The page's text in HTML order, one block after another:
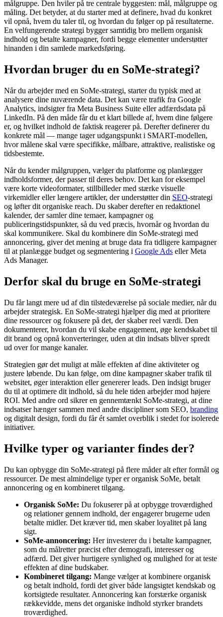
målgruppe. Den hviler på tre centrale byggesten: mål, målgruppe og
måling. Det betyder, at du starter med at definere, hvad du konkret
vil opnå, hvem du taler til, og hvordan du følger op på resultaterne.
En velfungerende strategi bygger samtidig bro mellem organisk
indhold og betalte kampagner, fordi begge elementer understøtter
hinanden i din samlede markedsføring.
Hvordan bruger du en SoMe-strategi?
Når du arbejder med en SoMe-strategi, starter du typisk med at
analysere dine nuværende data. Det kan være trafik fra Google
Analytics, indsigter fra Meta Business Suite eller adfærdsdata på
LinkedIn. På den måde får du et klart billede af, hvem dine følgere
er, og hvilket indhold de faktisk reagerer på. Derefter definerer du
konkrete mål — mange tager udgangspunkt i SMART-modellen,
hvor målene skal være specifikke, målbare, attraktive, realistiske og
tidsbestemte.
Når du kender målgruppen, vælger du platforme og planlægger
indholdsformer, der passer til deres behov. Det kan for eksempel
være korte videoformater, stillbilleder med stærke visuelle
virkemidler eller længere artikler, der understøtter din SEO-strategi
og løfter dit organiske reach. Du skaber derefter en redaktionel
kalender, der samler dine temaer, kampagner og
publiceringstidspunkter, så du ved præcis, hvornår og hvordan du
skal kommunikere. Skal du kombinere din SoMe-strategi med
annoncering, giver det mening at bruge data fra tidligere kampagner
til at planlægge budget og segmentering i Google Ads eller Meta
Ads Manager.
Derfor skal du bruge en SoMe-strategi
Du får langt mere ud af din tilstedeværelse på sociale medier, når du
arbejder strategisk. En SoMe-strategi hjælper dig med at prioritere
dine ressourcer og fokusere på det, der skaber reel værdi. Den
dokumenterer, hvordan du vil skabe engagement, øge kendskabet til
dit brand og opnå konverteringer, uden at din indsats bliver spredt
ud over for mange kanaler.
Strategien gør det muligt at måle effekten af dine aktiviteter og
justere løbende. Du kan følge, om dine kampagner skaber trafik til
websitet, øger interaktion eller genererer leads. Den indsigt bruger
du til at optimere dit indhold, så du hele tiden arbejder mod højere
ROI. Med andre ord sikrer en gennemtænkt SoMe-strategi, at dine
indsatser hænger sammen med andre discipliner som SEO, branding
og digitalt design, fordi du får ét samlet overblik i stedet for isolerede
initiativer.
Hvilke typer og varianter findes der?
Du kan opbygge din SoMe-strategi på flere måder alt efter formål og
ressourcer. De mest almindelige typer er organisk SoMe, betalt
annoncering og en kombineret tilgang.
Organisk SoMe: Du fokuserer på at opbygge troværdighed
og relationer gennem indhold, der engagerer brugerne uden
betalte midler. Det kræver tid, men skaber loyalitet på lang
sigt.
SoMe-annoncering: Her investerer du i betalte kampagner,
som du målretter præcist efter demografi, interesser og
adfærd. Det giver hurtigere synlighed og mulighed for at teste
effekten af dine budskaber.
Kombineret tilgang: Mange vælger at kombinere organisk
og betalt indhold, fordi det giver både langsigtet kendskab og
kortsigtede resultater. Annoncering kan forstærke organisk
rækkevidde, mens det organiske indhold styrker brandets
troværdighed.